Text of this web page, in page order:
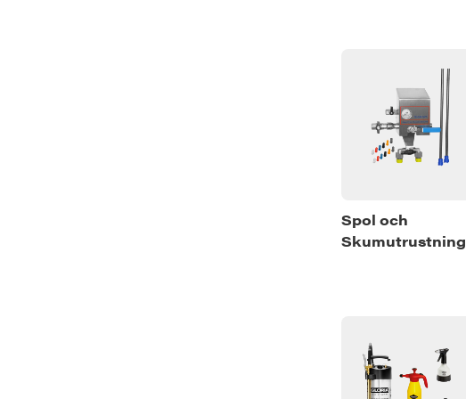
Spol och
Skumutrustning